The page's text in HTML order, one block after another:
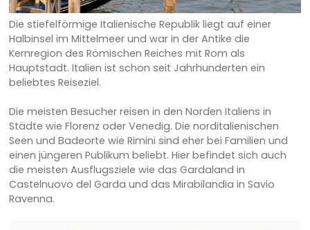
Die stiefelförmige Italienische Republik liegt auf einer
Halbinsel im Mittelmeer und war in der Antike die
Kernregion des Römischen Reiches mit Rom als
Hauptstadt. Italien ist schon seit Jahrhunderten ein
beliebtes Reiseziel.
Die meisten Besucher reisen in den Norden Italiens in
Städte wie Florenz oder Venedig. Die norditalienischen
Seen und Badeorte wie Rimini sind eher bei Familien und
einen jüngeren Publikum beliebt. Hier befindet sich auch
die meisten Ausflugsziele wie das Gardaland in
Castelnuovo del Garda und das Mirabilandia in Savio
Ravenna.